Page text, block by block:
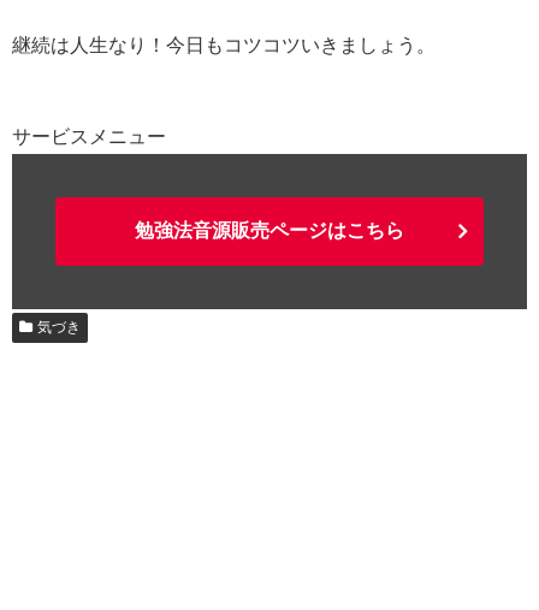
継続は人生なり！今日もコツコツいきましょう。
サービスメニュー
勉強法音源販売ページはこちら
気づき